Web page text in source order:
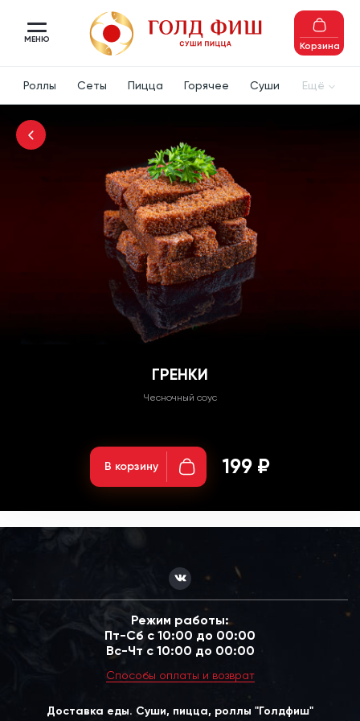
МЕНЮ
Корзина
Роллы Сеты Пицца Горячее Суши Ещё
ГРЕНКИ
Чесночный соус
В корзину 199 ₽
Доставка еды. Суши, пицца, роллы "Голдфиш"
Режим работы:
Пт-Сб с 10:00 до 00:00
Вс-Чт с 10:00 до 00:00
Способы оплаты и возврат